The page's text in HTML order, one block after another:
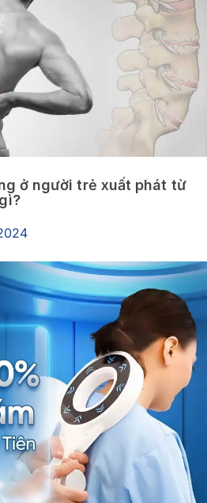
ở người trẻ xuất phát từ